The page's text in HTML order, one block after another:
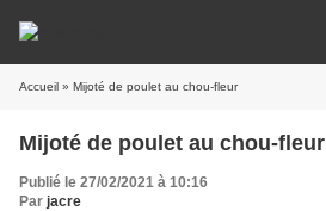
Accueil » Mijoté de poulet au chou-fleur
Mijoté de poulet au chou-fleur
Publié le 27/02/2021 à 10:16
Par jacre